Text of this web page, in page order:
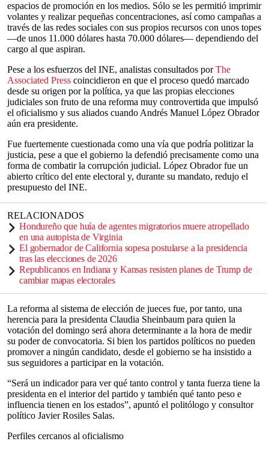
espacios de promoción en los medios. Sólo se les permitió imprimir
volantes y realizar pequeñas concentraciones, así como campañas a
través de las redes sociales con sus propios recursos con unos topes
—de unos 11.000 dólares hasta 70.000 dólares— dependiendo del
cargo al que aspiran.
Pese a los esfuerzos del INE, analistas consultados porThe
Associated Press coincidieron en que el proceso quedó marcado
desde su origen por la política, ya que las propias elecciones
judiciales son fruto de una reforma muy controvertida que impulsó
el oficialismo y sus aliados cuando Andrés Manuel López Obrador
aún era presidente.
Fue fuertemente cuestionada como una vía que podría politizar la
justicia, pese a que el gobierno la defendió precisamente como una
forma de combatir la corrupción judicial. López Obrador fue un
abierto crítico del ente electoral y, durante su mandato, redujo el
presupuesto del INE.
RELACIONADOS
Hondureño que huía de agentes migratorios muere atropellado
en una autopista de Virginia
El gobernador de California sopesa postularse a la presidencia
tras las elecciones de 2026
Republicanos en Indiana y Kansas resisten planes de Trump de
cambiar mapas electorales
La reforma al sistema de elección de jueces fue, por tanto, una
herencia para la presidenta Claudia Sheinbaum para quien la
votación del domingo será ahora determinante a la hora de medir
su poder de convocatoria. Si bien los partidos políticos no pueden
promover a ningún candidato, desde el gobierno se ha insistido a
sus seguidores a participar en la votación.
“Será un indicador para ver qué tanto control y tanta fuerza tiene la
presidenta en el interior del partido y también qué tanto peso e
influencia tienen en los estados”, apuntó el politólogo y consultor
político Javier Rosiles Salas.
Perfiles cercanos al oficialismo